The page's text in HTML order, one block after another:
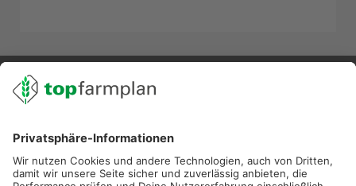
02501 801 44 84
service@topfarmplan.de